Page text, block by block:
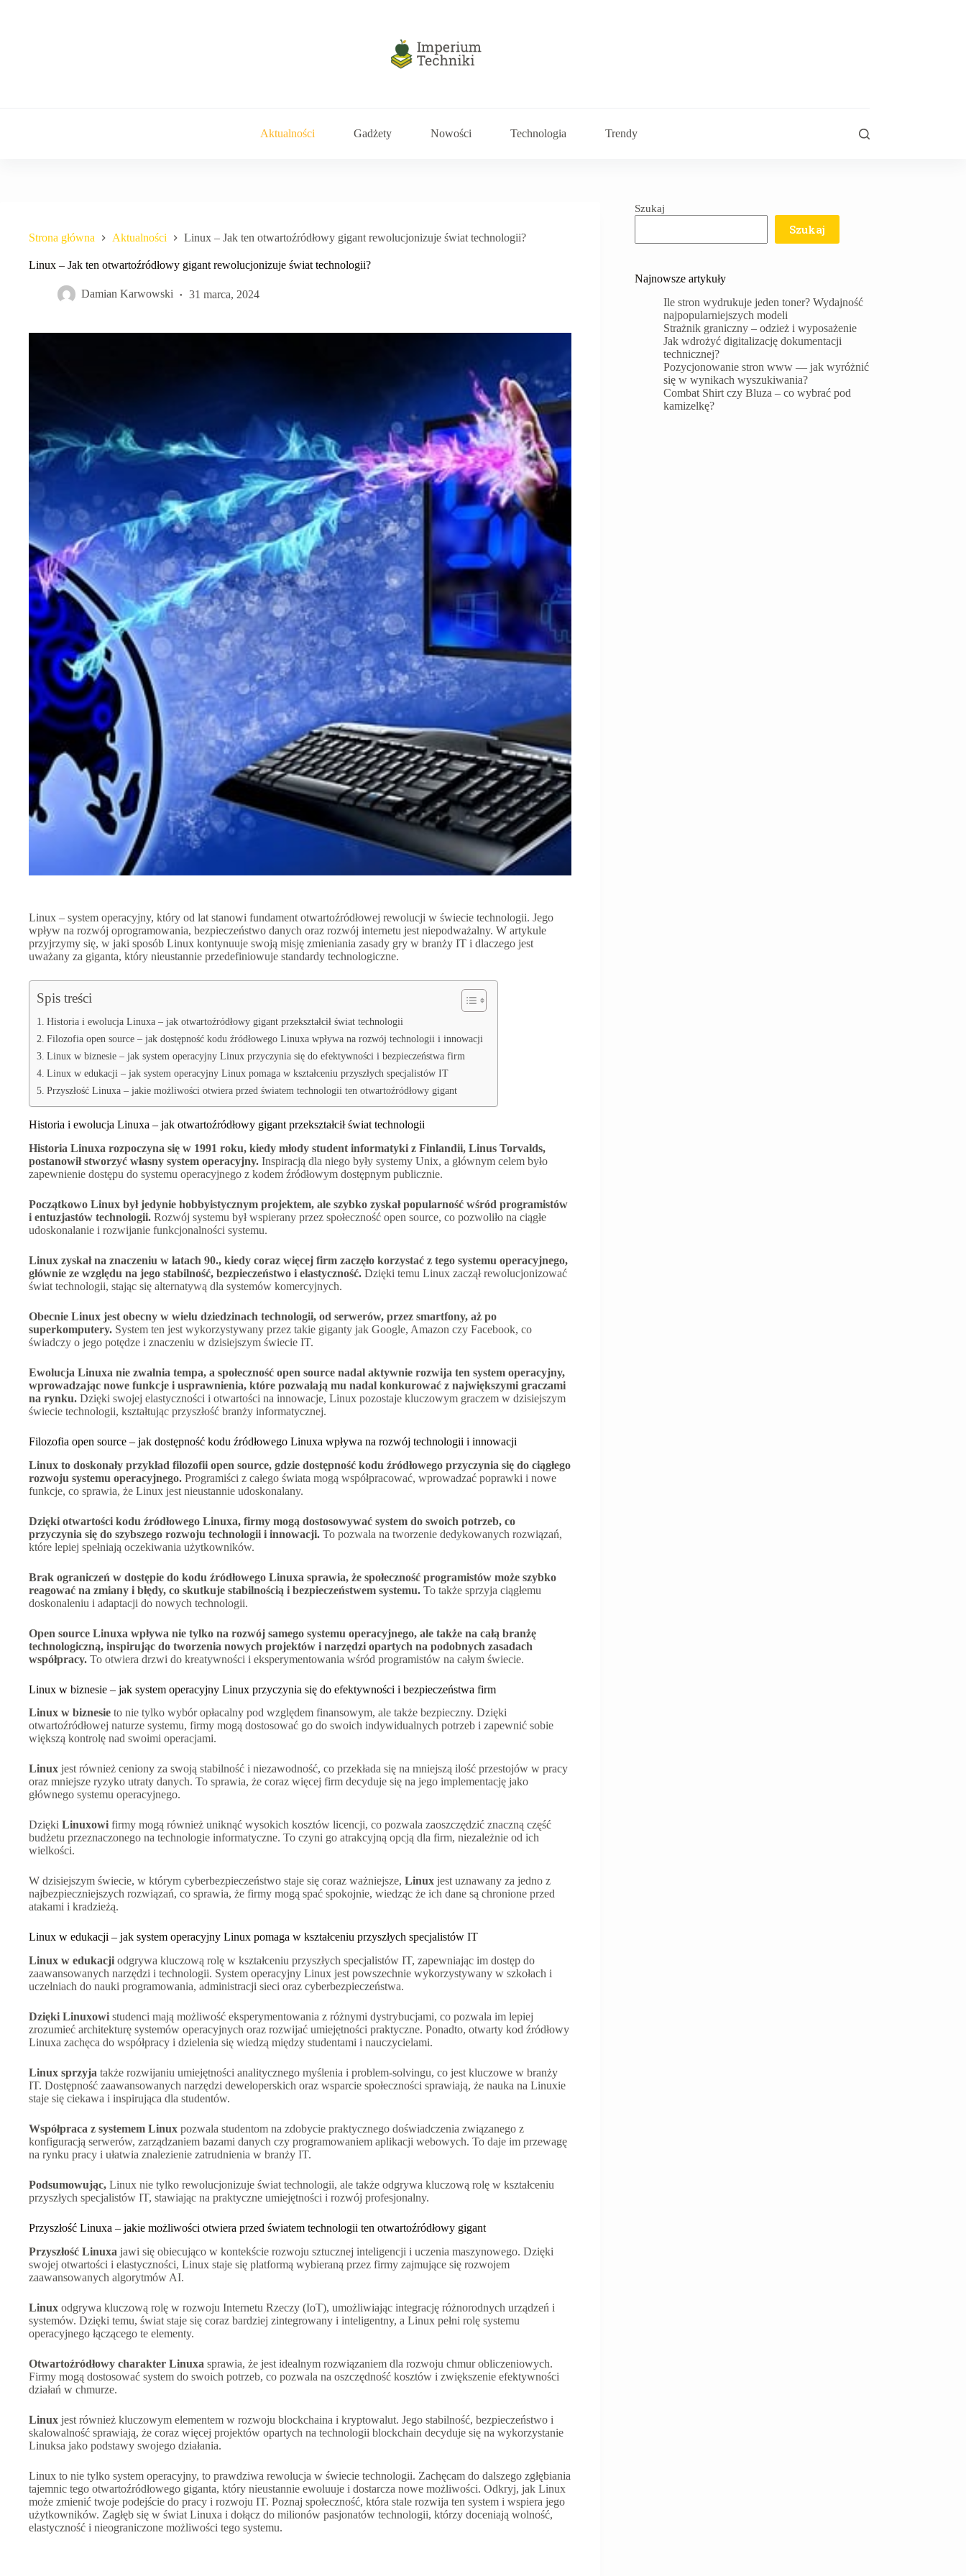
Aktualności Gadżety Nowości Technologia Trendy
Strona główna Aktualności Linux – Jak ten otwartoźródłowy gigant rewolucjonizuje świat technologii?
Linux – Jak ten otwartoźródłowy gigant rewolucjonizuje świat technologii?
Damian Karwowski 31 marca, 2024
Linux – system operacyjny, który od lat stanowi fundament otwartoźródłowej rewolucji w świecie technologii. Jego
wpływ na rozwój oprogramowania, bezpieczeństwo danych oraz rozwój internetu jest niepodważalny. W artykule
przyjrzymy się, w jaki sposób Linux kontynuuje swoją misję zmieniania zasady gry w branży IT i dlaczego jest
uważany za giganta, który nieustannie przedefiniowuje standardy technologiczne.
Spis treści
Historia i ewolucja Linuxa – jak otwartoźródłowy gigant przekształcił świat technologii
Filozofia open source – jak dostępność kodu źródłowego Linuxa wpływa na rozwój technologii i innowacji
Linux w biznesie – jak system operacyjny Linux przyczynia się do efektywności i bezpieczeństwa firm
Linux w edukacji – jak system operacyjny Linux pomaga w kształceniu przyszłych specjalistów IT
Przyszłość Linuxa – jakie możliwości otwiera przed światem technologii ten otwartoźródłowy gigant
Historia i ewolucja Linuxa – jak otwartoźródłowy gigant przekształcił świat technologii
Historia Linuxa rozpoczyna się w 1991 roku, kiedy młody student informatyki z Finlandii, Linus Torvalds,
postanowił stworzyć własny system operacyjny. Inspiracją dla niego były systemy Unix, a głównym celem było
zapewnienie dostępu do systemu operacyjnego z kodem źródłowym dostępnym publicznie.
Początkowo Linux był jedynie hobbyistycznym projektem, ale szybko zyskał popularność wśród programistów
i entuzjastów technologii. Rozwój systemu był wspierany przez społeczność open source, co pozwoliło na ciągłe
udoskonalanie i rozwijanie funkcjonalności systemu.
Linux zyskał na znaczeniu w latach 90., kiedy coraz więcej firm zaczęło korzystać z tego systemu operacyjnego,
głównie ze względu na jego stabilność, bezpieczeństwo i elastyczność. Dzięki temu Linux zaczął rewolucjonizować
świat technologii, stając się alternatywą dla systemów komercyjnych.
Obecnie Linux jest obecny w wielu dziedzinach technologii, od serwerów, przez smartfony, aż po
superkomputery. System ten jest wykorzystywany przez takie giganty jak Google, Amazon czy Facebook, co
świadczy o jego potędze i znaczeniu w dzisiejszym świecie IT.
Ewolucja Linuxa nie zwalnia tempa, a społeczność open source nadal aktywnie rozwija ten system operacyjny,
wprowadzając nowe funkcje i usprawnienia, które pozwalają mu nadal konkurować z największymi graczami
na rynku. Dzięki swojej elastyczności i otwartości na innowacje, Linux pozostaje kluczowym graczem w dzisiejszym
świecie technologii, kształtując przyszłość branży informatycznej.
Filozofia open source – jak dostępność kodu źródłowego Linuxa wpływa na rozwój technologii i innowacji
Linux to doskonały przykład filozofii open source, gdzie dostępność kodu źródłowego przyczynia się do ciągłego
rozwoju systemu operacyjnego. Programiści z całego świata mogą współpracować, wprowadzać poprawki i nowe
funkcje, co sprawia, że Linux jest nieustannie udoskonalany.
Dzięki otwartości kodu źródłowego Linuxa, firmy mogą dostosowywać system do swoich potrzeb, co
przyczynia się do szybszego rozwoju technologii i innowacji. To pozwala na tworzenie dedykowanych rozwiązań,
które lepiej spełniają oczekiwania użytkowników.
Brak ograniczeń w dostępie do kodu źródłowego Linuxa sprawia, że społeczność programistów może szybko
reagować na zmiany i błędy, co skutkuje stabilnością i bezpieczeństwem systemu. To także sprzyja ciągłemu
doskonaleniu i adaptacji do nowych technologii.
Open source Linuxa wpływa nie tylko na rozwój samego systemu operacyjnego, ale także na całą branżę
technologiczną, inspirując do tworzenia nowych projektów i narzędzi opartych na podobnych zasadach
współpracy. To otwiera drzwi do kreatywności i eksperymentowania wśród programistów na całym świecie.
Linux w biznesie – jak system operacyjny Linux przyczynia się do efektywności i bezpieczeństwa firm
Linux w biznesie to nie tylko wybór opłacalny pod względem finansowym, ale także bezpieczny. Dzięki
otwartoźródłowej naturze systemu, firmy mogą dostosować go do swoich indywidualnych potrzeb i zapewnić sobie
większą kontrolę nad swoimi operacjami.
Linux jest również ceniony za swoją stabilność i niezawodność, co przekłada się na mniejszą ilość przestojów w pracy
oraz mniejsze ryzyko utraty danych. To sprawia, że coraz więcej firm decyduje się na jego implementację jako
głównego systemu operacyjnego.
Dzięki Linuxowi firmy mogą również uniknąć wysokich kosztów licencji, co pozwala zaoszczędzić znaczną część
budżetu przeznaczonego na technologie informatyczne. To czyni go atrakcyjną opcją dla firm, niezależnie od ich
wielkości.
W dzisiejszym świecie, w którym cyberbezpieczeństwo staje się coraz ważniejsze, Linux jest uznawany za jedno z
najbezpieczniejszych rozwiązań, co sprawia, że firmy mogą spać spokojnie, wiedząc że ich dane są chronione przed
atakami i kradzieżą.
Linux w edukacji – jak system operacyjny Linux pomaga w kształceniu przyszłych specjalistów IT
Linux w edukacji odgrywa kluczową rolę w kształceniu przyszłych specjalistów IT, zapewniając im dostęp do
zaawansowanych narzędzi i technologii. System operacyjny Linux jest powszechnie wykorzystywany w szkołach i
uczelniach do nauki programowania, administracji sieci oraz cyberbezpieczeństwa.
Dzięki Linuxowi studenci mają możliwość eksperymentowania z różnymi dystrybucjami, co pozwala im lepiej
zrozumieć architekturę systemów operacyjnych oraz rozwijać umiejętności praktyczne. Ponadto, otwarty kod źródłowy
Linuxa zachęca do współpracy i dzielenia się wiedzą między studentami i nauczycielami.
Linux sprzyja także rozwijaniu umiejętności analitycznego myślenia i problem-solvingu, co jest kluczowe w branży
IT. Dostępność zaawansowanych narzędzi deweloperskich oraz wsparcie społeczności sprawiają, że nauka na Linuxie
staje się ciekawa i inspirująca dla studentów.
Współpraca z systemem Linux pozwala studentom na zdobycie praktycznego doświadczenia związanego z
konfiguracją serwerów, zarządzaniem bazami danych czy programowaniem aplikacji webowych. To daje im przewagę
na rynku pracy i ułatwia znalezienie zatrudnienia w branży IT.
Podsumowując, Linux nie tylko rewolucjonizuje świat technologii, ale także odgrywa kluczową rolę w kształceniu
przyszłych specjalistów IT, stawiając na praktyczne umiejętności i rozwój profesjonalny.
Przyszłość Linuxa – jakie możliwości otwiera przed światem technologii ten otwartoźródłowy gigant
Przyszłość Linuxa jawi się obiecująco w kontekście rozwoju sztucznej inteligencji i uczenia maszynowego. Dzięki
swojej otwartości i elastyczności, Linux staje się platformą wybieraną przez firmy zajmujące się rozwojem
zaawansowanych algorytmów AI.
Linux odgrywa kluczową rolę w rozwoju Internetu Rzeczy (IoT), umożliwiając integrację różnorodnych urządzeń i
systemów. Dzięki temu, świat staje się coraz bardziej zintegrowany i inteligentny, a Linux pełni rolę systemu
operacyjnego łączącego te elementy.
Otwartoźródłowy charakter Linuxa sprawia, że jest idealnym rozwiązaniem dla rozwoju chmur obliczeniowych.
Firmy mogą dostosować system do swoich potrzeb, co pozwala na oszczędność kosztów i zwiększenie efektywności
działań w chmurze.
Linux jest również kluczowym elementem w rozwoju blockchaina i kryptowalut. Jego stabilność, bezpieczeństwo i
skalowalność sprawiają, że coraz więcej projektów opartych na technologii blockchain decyduje się na wykorzystanie
Linuksa jako podstawy swojego działania.
Linux to nie tylko system operacyjny, to prawdziwa rewolucja w świecie technologii. Zachęcam do dalszego zgłębiania
tajemnic tego otwartoźródłowego giganta, który nieustannie ewoluuje i dostarcza nowe możliwości. Odkryj, jak Linux
może zmienić twoje podejście do pracy i rozwoju IT. Poznaj społeczność, która stale rozwija ten system i wspiera jego
użytkowników. Zagłęb się w świat Linuxa i dołącz do milionów pasjonatów technologii, którzy doceniają wolność,
elastyczność i nieograniczone możliwości tego systemu.
Szukaj
Szukaj
Najnowsze artykuły
Ile stron wydrukuje jeden toner? Wydajność
najpopularniejszych modeli
Strażnik graniczny – odzież i wyposażenie
Jak wdrożyć digitalizację dokumentacji
technicznej?
Pozycjonowanie stron www — jak wyróżnić
się w wynikach wyszukiwania?
Combat Shirt czy Bluza – co wybrać pod
kamizelkę?